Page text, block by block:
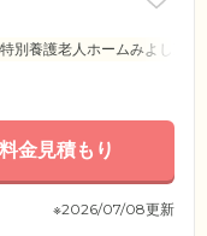
別養護老人ホームみよし苑
料金見積もり
※2026/07/08更新